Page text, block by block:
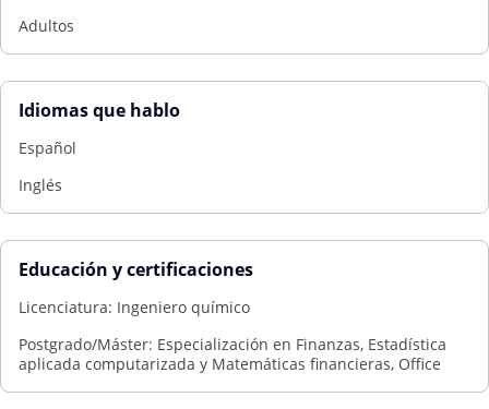
Adultos
Idiomas que hablo
Español
Inglés
Educación y certificaciones
Licenciatura: Ingeniero químico
Postgrado/Máster: Especialización en Finanzas, Estadística
aplicada computarizada y Matemáticas financieras, Office